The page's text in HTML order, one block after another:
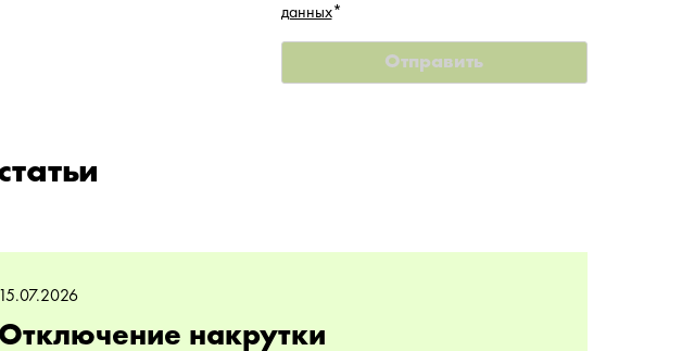
данных*
15.07.2026
Отключение накрутки